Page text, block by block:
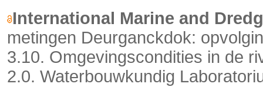
International Marine and
metingen Deurganckdok:
3.10. Omgevingscondities in de
2.0. Waterbouwkundig